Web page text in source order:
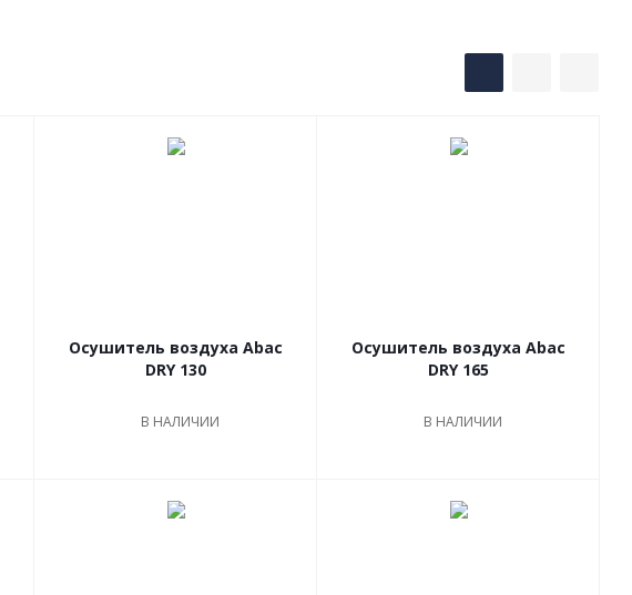
Осушитель воздуха Abac
DRY 130
В НАЛИЧИИ
Осушитель воздуха Abac
DRY 165
В НАЛИЧИИ